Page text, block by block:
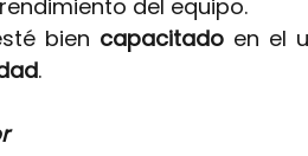
del equipo.
bien capacitado en el
.